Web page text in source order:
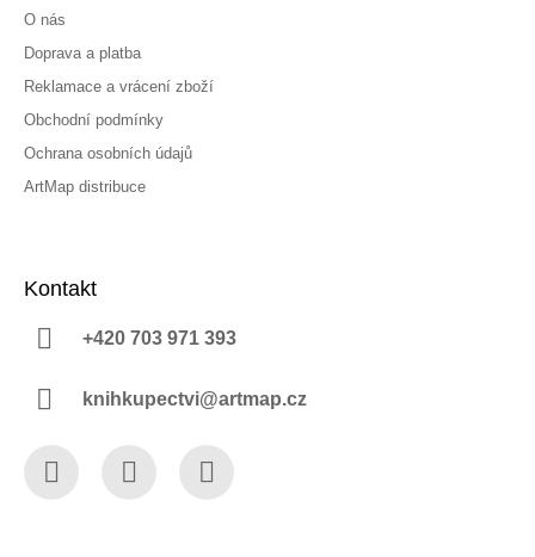
O nás
Doprava a platba
Reklamace a vrácení zboží
Obchodní podmínky
Ochrana osobních údajů
ArtMap distribuce
Kontakt
+420 703 971 393
knihkupectvi@artmap.cz